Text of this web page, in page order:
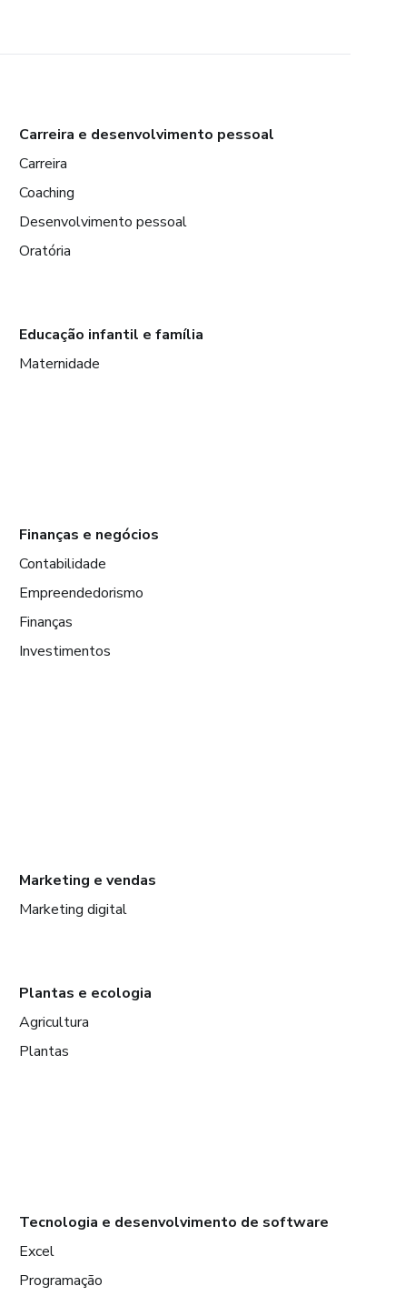
Carreira e desenvolvimento pessoal
Carreira
Coaching
Desenvolvimento pessoal
Oratória
Educação infantil e família
Maternidade
Finanças e negócios
Contabilidade
Empreendedorismo
Finanças
Investimentos
Marketing e vendas
Marketing digital
Plantas e ecologia
Agricultura
Plantas
Tecnologia e desenvolvimento de software
Excel
Programação